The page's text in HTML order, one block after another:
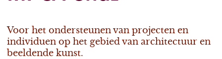
Voor het ondersteunen van projecten en
individuen op het gebied van architectuur en
beeldende kunst.